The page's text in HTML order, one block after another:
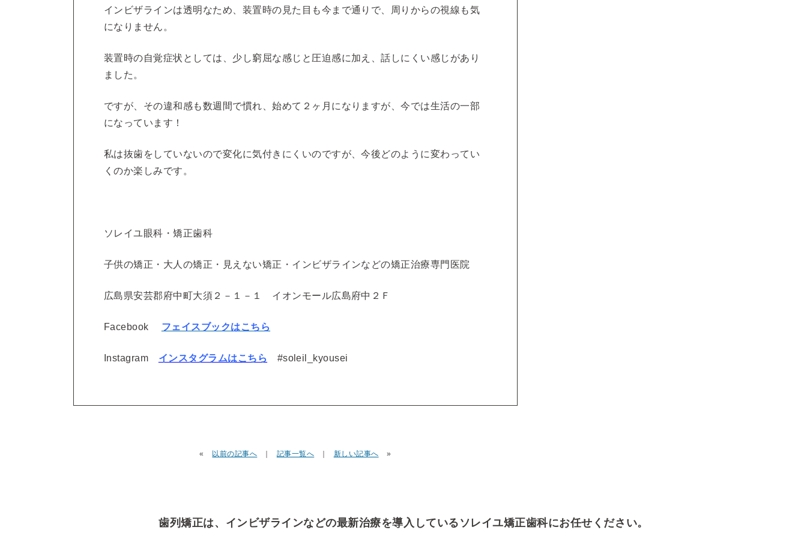
インビザラインは透明なため、装置時の見た目も今まで通りで、周りからの視線も気
になりません。
装置時の自覚症状としては、少し窮屈な感じと圧迫感に加え、話しにくい感じがあり
ました。
ですが、その違和感も数週間で慣れ、始めて２ヶ月になりますが、今では生活の一部
になっています！
私は抜歯をしていないので変化に気付きにくいのですが、今後どのように変わってい
くのか楽しみです。
ソレイユ眼科・矯正歯科
子供の矯正・大人の矯正・見えない矯正・インビザラインなどの矯正治療専門医院
広島県安芸郡府中町大須２－１－１ イオンモール広島府中２Ｆ
Facebook フェイスブックはこちら
Instagram インスタグラムはこちら #soleil_kyousei
« 以前の記事へ 記事一覧へ 新しい記事へ »
歯列矯正は、インビザラインなどの最新治療を導入しているソレイユ矯正歯科にお任せください。